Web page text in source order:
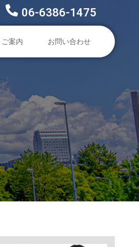
06-6386-1475
ご案内 お問い合わせ